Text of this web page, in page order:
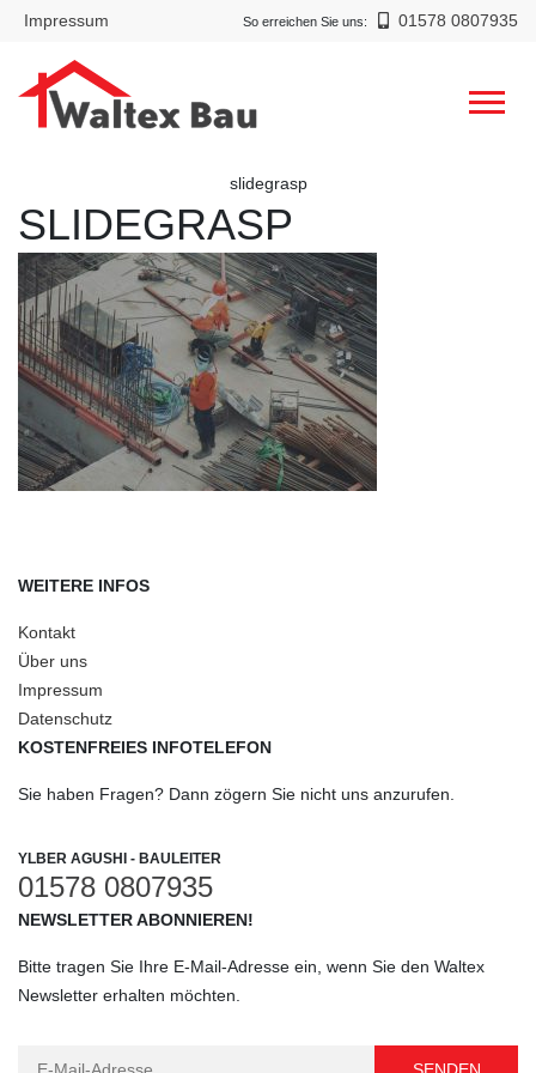
Impressum So erreichen Sie uns: 01578 0807935
slidegrasp
SLIDEGRASP
WEITERE INFOS
Kontakt
Über uns
Impressum
Datenschutz
KOSTENFREIES INFOTELEFON
Sie haben Fragen? Dann zögern Sie nicht uns anzurufen.
YLBER AGUSHI - BAULEITER
01578 0807935
NEWSLETTER ABONNIEREN!
Bitte tragen Sie Ihre E-Mail-Adresse ein, wenn Sie den Waltex
Newsletter erhalten möchten.